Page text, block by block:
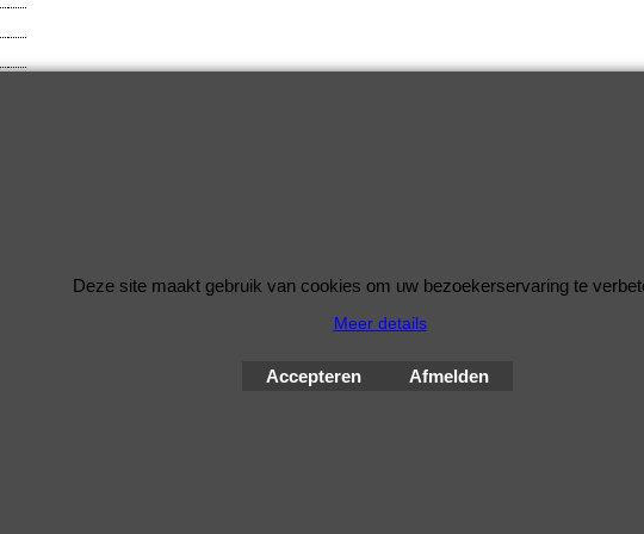
2026 sinds 1998
Deze site maakt gebruik van cookies om uw bezoekerservaring te
Meer details
Accepteren Afmelden